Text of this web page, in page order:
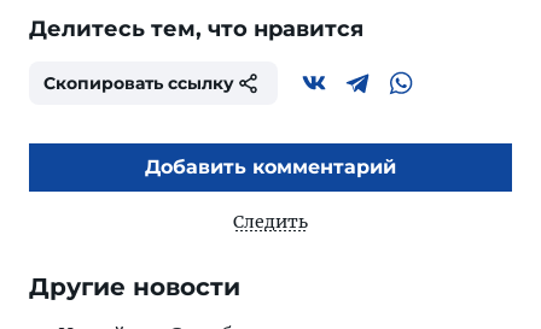
Делитесь тем, что нравится
Скопировать ссылку
Добавить комментарий
Следить
Другие новости